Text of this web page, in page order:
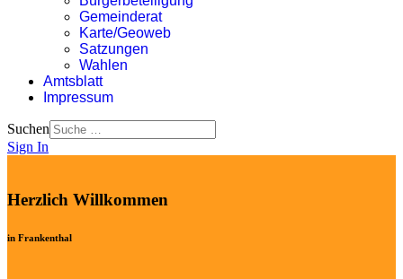
Gemeinderat
Karte/Geoweb
Satzungen
Wahlen
Amtsblatt
Impressum
Suchen
Sign In
Herzlich Willkommen
in Frankenthal